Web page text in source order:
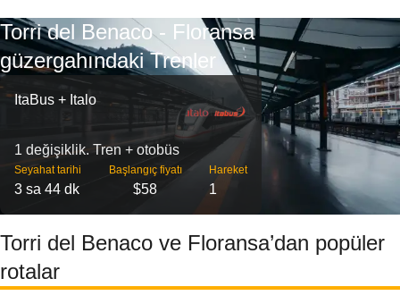
Torri del Benaco - Floransa
güzergahındaki Trenler
ItaBus + Italo
1 değişiklik. Tren + otobüs
Seyahat tarihi
3 sa 44 dk
Başlangıç ​​fiyatı
$58
Hareket
1
Torri del Benaco ve Floransa’dan popüler
rotalar